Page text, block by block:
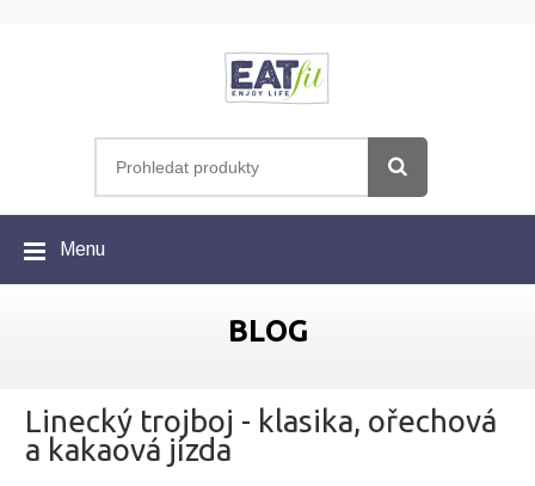
Menu
BLOG
Linecký trojboj - klasika, ořechová
a kakaová jízda